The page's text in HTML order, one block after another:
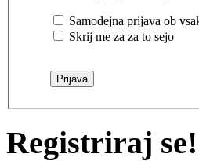
Samodejna prijava ob
Skrij me za za to sejo
Registriraj se!